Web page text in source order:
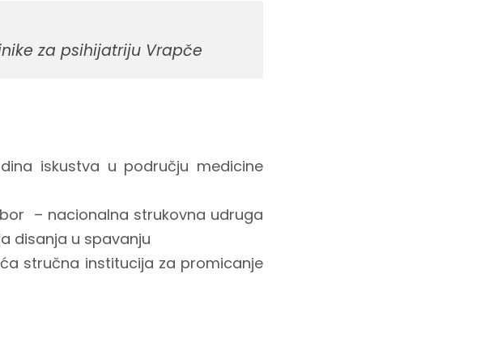
za psihijatriju Vrapče
iskustva u području medicine
– nacionalna strukovna udruga
disanja u spavanju
stručna institucija za promicanje